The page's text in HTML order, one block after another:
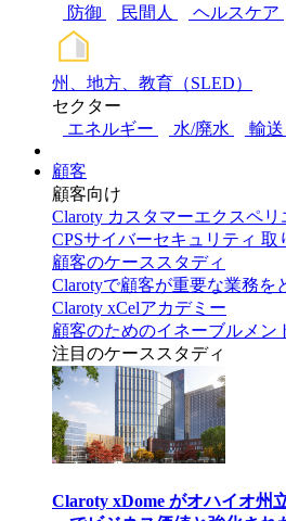
防御
民間人 ヘルスケア
州、地方、教育（SLED）
セクター
エネルギー
水/廃水 輸送
顧客
顧客向け
Claroty カスタマーエクスペリ
CPSサイバーセキュリティ 取
顧客のケーススタディ
Clarotyで顧客が重要な業務を
Claroty xCelアカデミー
顧客のためのイネーブルメン
注目のケーススタディ
Claroty xDome がオハイオ州